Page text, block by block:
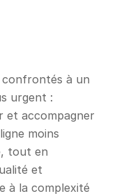
à un
urgent :
et accompagner
moins
tout en
et
à la complexité